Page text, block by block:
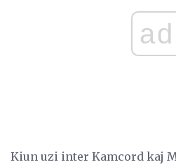
ad
Kiun uzi inter Kamcord kaj